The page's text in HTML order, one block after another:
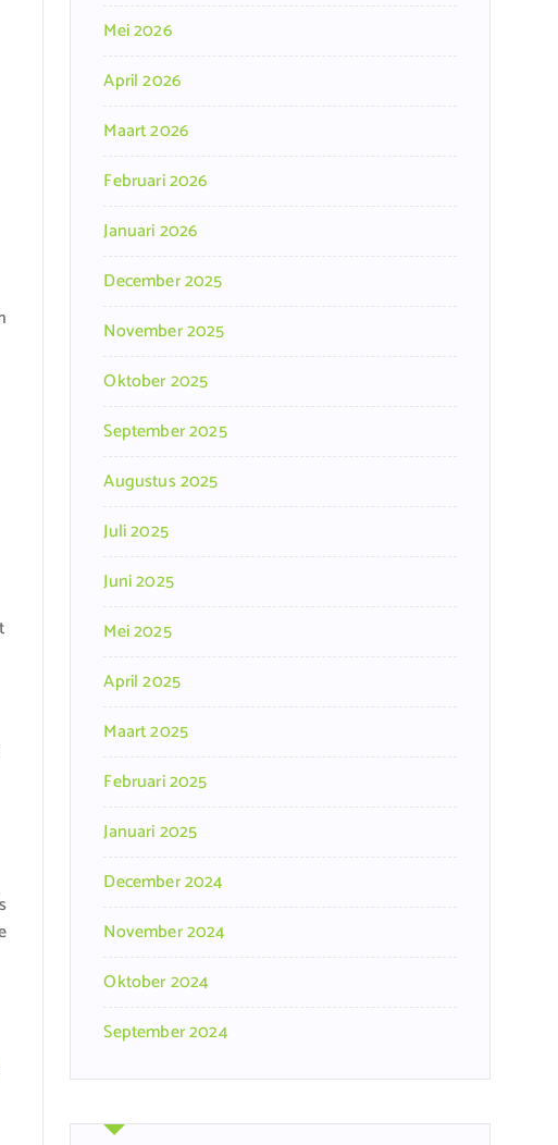
Mei 2026
April 2026
Maart 2026
Februari 2026
Januari 2026
December 2025
November 2025
Oktober 2025
September 2025
Augustus 2025
Juli 2025
Juni 2025
Mei 2025
April 2025
Maart 2025
Februari 2025
Januari 2025
December 2024
November 2024
Oktober 2024
September 2024